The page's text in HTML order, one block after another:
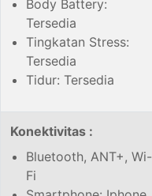
Body Battery:
Tersedia
Tingkatan Stress:
Tersedia
Tidur: Tersedia
Konektivitas :
Bluetooth, ANT+, Wi-
Fi